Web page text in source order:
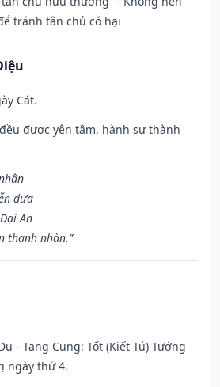
tránh tân chủ có hại
Cát.
được yên tâm, hành sự thành
đưa
An
thanh nhàn.”
- Tang Cung: Tốt (Kiết Tú) Tướng
ngày thứ 4.